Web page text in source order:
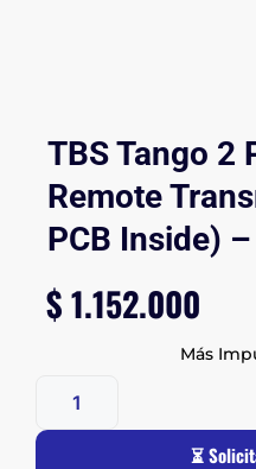
TBS Tango 2
Remote
PCB Inside)
$1.152.000
Más
⏳